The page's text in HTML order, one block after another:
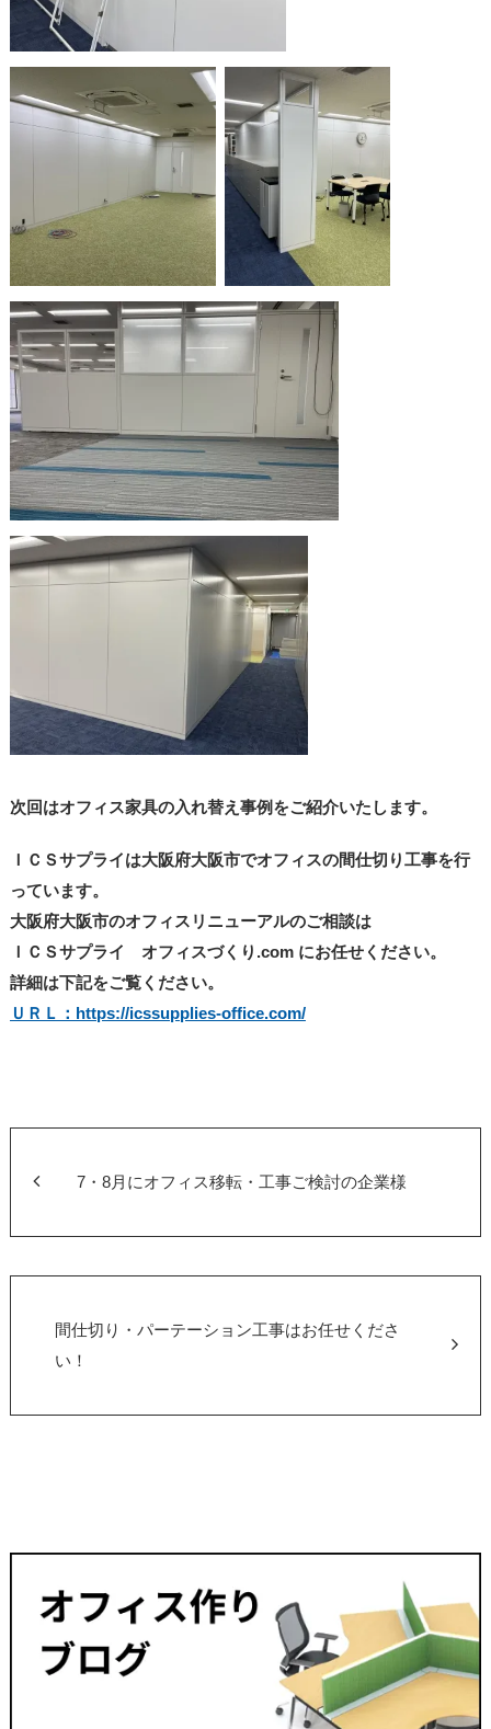
次回はオフィス家具の入れ替え事例をご紹介いたします。
ＩＣＳサプライは大阪府大阪市でオフィスの間仕切り工事を行
っています。
大阪府大阪市のオフィスリニューアルのご相談は
ＩＣＳサプライ オフィスづくり.com にお任せください。
詳細は下記をご覧ください。
ＵＲＬ：https://icssupplies-office.com/
7・8月にオフィス移転・工事ご検討の企業様
間仕切り・パーテーション工事はお任せくださ
い！